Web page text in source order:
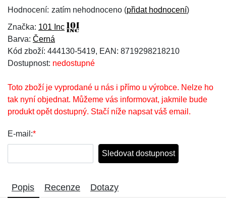
Hodnocení: zatím nehodnoceno (přidat hodnocení)
Značka: 101 Inc
Barva: Černá
Kód zboží: 444130-5419, EAN: 8719298218210
Dostupnost: nedostupné
Toto zboží je vyprodané u nás i přímo u výrobce. Nelze ho
tak nyní objednat. Můžeme vás informovat, jakmile bude
produkt opět dostupný. Stačí níže napsat váš email.
E-mail:*
Sledovat dostupnost
Popis Recenze Dotazy